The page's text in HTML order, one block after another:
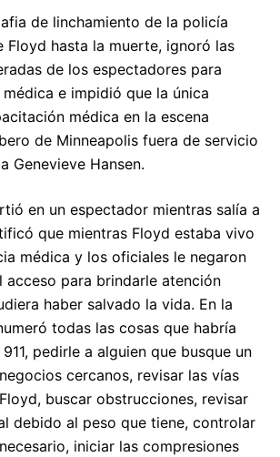
de linchamiento de la policía
Floyd hasta la muerte, ignoró las
de los espectadores para
e impidió que la única
médica en la escena
de Minneapolis fuera de servicio
Genevieve Hansen.
en un espectador mientras salía a
que mientras Floyd estaba vivo
médica y los oficiales le negaron
acceso para brindarle atención
haber salvado la vida. En la
todas las cosas que habría
pedirle a alguien que busque un
cercanos, revisar las vías
buscar obstrucciones, revisar
debido al peso que tiene, controlar
iniciar las compresiones